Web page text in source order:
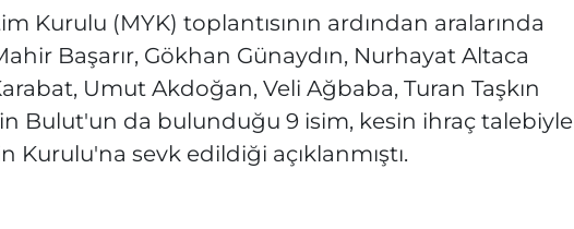
Kurulu (MYK) toplantısının ardından aralarında
Başarır, Gökhan Günaydın, Nurhayat Altaca
Umut Akdoğan, Veli Ağbaba, Turan Taşkın
Bulut'un da bulunduğu 9 isim, kesin ihraç talebiyle
Kurulu'na sevk edildiği açıklanmıştı.